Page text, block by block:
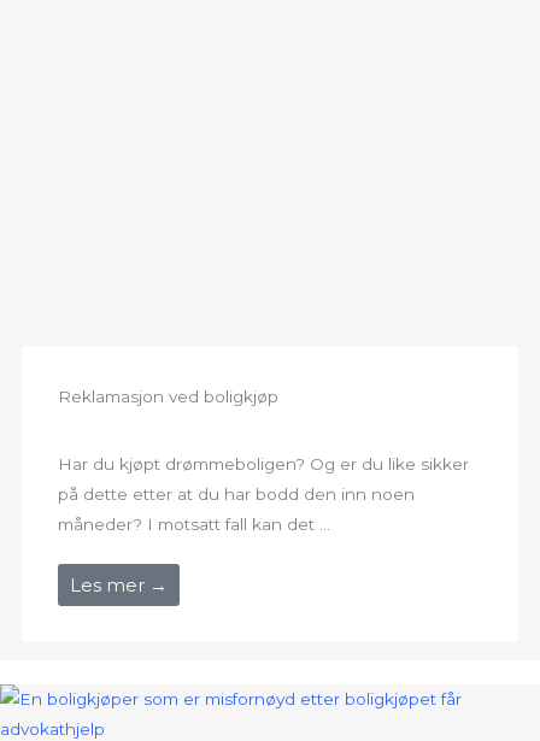
Reklamasjon ved boligkjøp
Har du kjøpt drømmeboligen? Og er du like sikker
på dette etter at du har bodd den inn noen
måneder? I motsatt fall kan det ...
Les mer →